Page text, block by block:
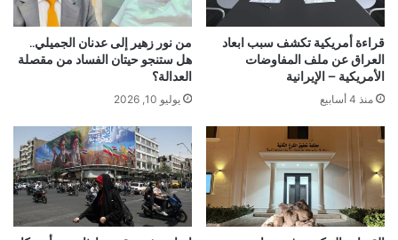
قراءة أمريكية تكشف سبب ابعاد
العراق عن ملف المفاوضات
الأمريكية – الإيرانية
منذ 4 أسابيع
من نور زهير إلى عدنان الجميلي..
هل ستنجو حيتان الفساد من مقصلة
العدالة؟
يوليو 10, 2026